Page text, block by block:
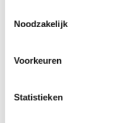
Noodzakelijk
Voorkeuren
Statistieken
Klantenservice
Anca helpt je!